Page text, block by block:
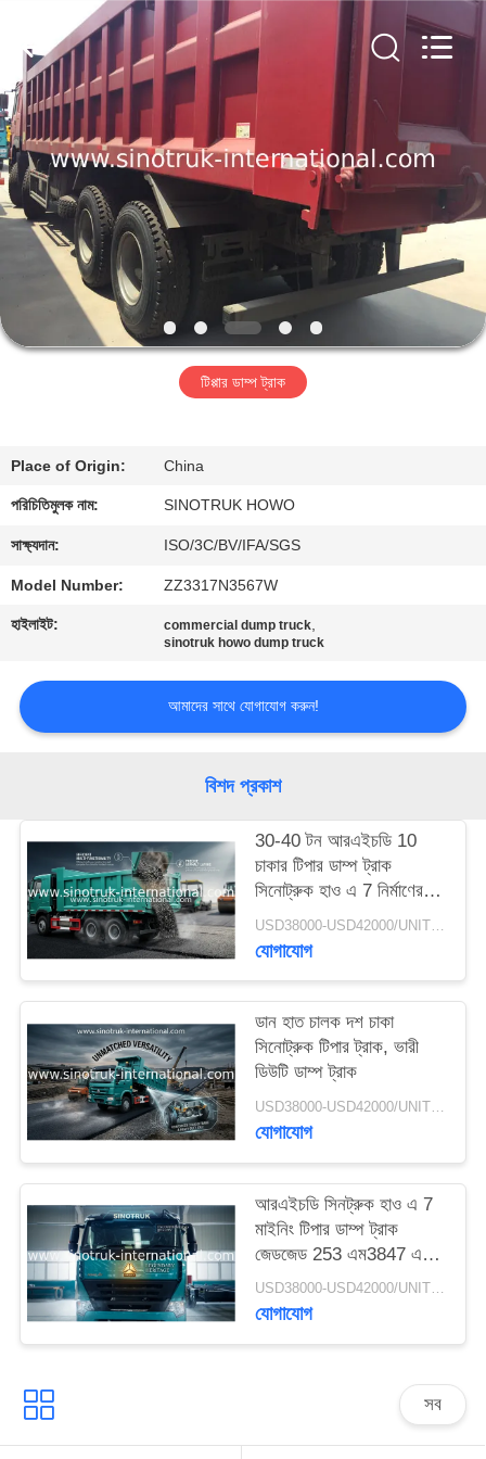
বাড়ি
পণ্য
আমাদের
সম্বন্ধে
কারখানা
গুণমান
নিয়ন্ত্রণ
আমাদের
সাথে
একটি
করুন
সাইট
ম্যাপ
গোপনীয়তা
নীতি
INTERNATIONAL
Rights
Reserved.
টিপ্পার ডাম্প ট্রাক
Place of Origin: China
পরিচিতিমুলক নাম: SINOTRUK HOWO
সাক্ষ্যদান: ISO/3C/BV/IFA/SGS
Model Number: ZZ3317N3567W
হাইলাইট: commercial dump truck,
sinotruk howo dump truck
আমাদের সাথে যোগাযোগ করুন!
বিশদ প্রকাশ
30-40 টন আরএইচডি 10
চাকার টিপার ডাম্প ট্রাক
সিনোট্রুক হাও এ 7 নির্মাণের
জন্য
USD38000-USD42000/UNIT)negotiation MOQ:1 ইউনিট
যোগাযোগ
ডান হাত চালক দশ চাকা
সিনোট্রুক টিপার ট্রাক, ভারী
ডিউটি ​​ডাম্প ট্রাক
USD38000-USD42000/UNIT)negotiation MOQ:1 ইউনিট
যোগাযোগ
আরএইচডি সিনট্রুক হাও এ 7
মাইনিং টিপার ডাম্প ট্রাক
জেডজেড 253 এম3847 এন 1
এ 7- পি কেবিন দীর্ঘ জীবন
USD38000-USD42000/UNIT)negotiation MOQ:1 ইউনিট
যোগাযোগ
সব